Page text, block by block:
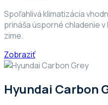
Spoľahlivá klimatizácia
prináša úsporné chladenie
zime.
Zobraziť
Hyundai Carbon